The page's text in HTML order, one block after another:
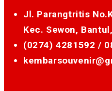
Jl. Parangtritis
Kec. Sewon,
(0274) 4281592 /